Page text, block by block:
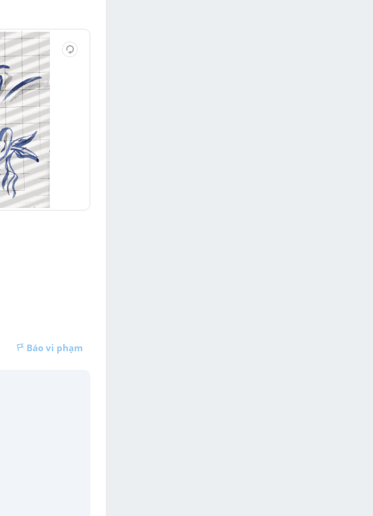
Báo vi phạm